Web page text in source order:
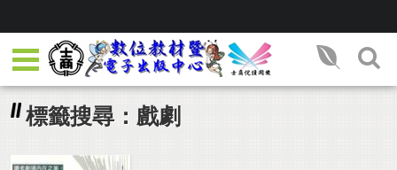
標籤搜尋：戲劇